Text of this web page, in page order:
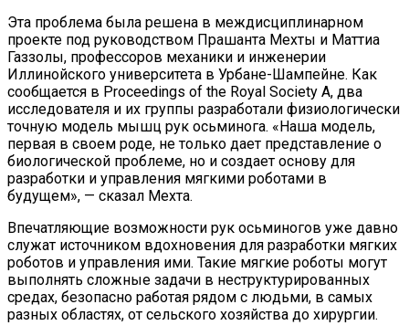
Любитель Приключенческого Туризма
Нашел В Америке Алмаз Весом 7.46
Карата
Эта проблема была решена в междисциплинарном
проекте под руководством Прашанта Мехты и Маттиа
Газзолы, профессоров механики и инженерии
Иллинойского университета в Урбане-Шампейне. Как
сообщается в Proceedings of the Royal Society A, два
исследователя и их группы разработали физиологически
точную модель мышц рук осьминога. «Наша модель,
первая в своем роде, не только дает представление о
биологической проблеме, но и создает основу для
разработки и управления мягкими роботами в
будущем», — сказал Мехта.
Впечатляющие возможности рук осьминогов уже давно
служат источником вдохновения для разработки мягких
роботов и управления ими. Такие мягкие роботы могут
выполнять сложные задачи в неструктурированных
средах, безопасно работая рядом с людьми, в самых
разных областях, от сельского хозяйства до хирургии.